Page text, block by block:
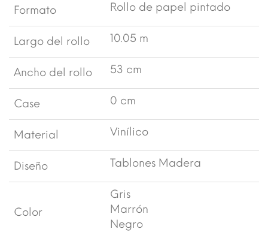
Formato Rollo de papel pintado
Largo del rollo 10.05 m
Ancho del rollo 53 cm
Case 0 cm
Material Vinílico
Diseño Tablones Madera
Color
Gris
Marrón
Negro